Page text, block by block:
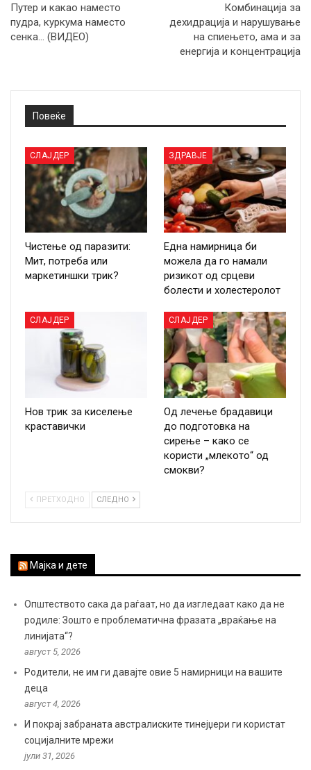
Путер и какао наместо
пудра, куркума наместо
сенка… (ВИДЕО)
Комбинација за
дехидрација и нарушување
на спиењето, ама и за
енергија и концентрација
Повеќе
СЛАЈДЕР
Чистење од паразити:
Мит, потреба или
маркетиншки трик?
ЗДРАВЈЕ
Една намирница би
можела да го намали
ризикот од срцеви
болести и холестеролот
СЛАЈДЕР
Нов трик за киселење
краставички
СЛАЈДЕР
Од лечење брадавици
до подготовка на
сирење – како се
користи „млекото“ од
смокви?
ПРЕТХОДНО СЛЕДНО
Мајка и дете
Општеството сака да раѓаат, но да изгледаат како да не
родиле: Зошто е проблематична фразата „враќање на
линијата“?
август 5, 2026
Родители, не им ги давајте овие 5 намирници на вашите
деца
август 4, 2026
И покрај забраната австралиските тинејџери ги користат
социјалните мрежи
јули 31, 2026